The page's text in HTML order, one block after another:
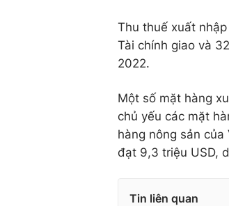
Thu thuế xuất
Tài chính giao và
2022.
Một số mặt hàng
chủ yếu các mặt
hàng nông sản
đạt 9,3 triệu USD,
Tin liên quan